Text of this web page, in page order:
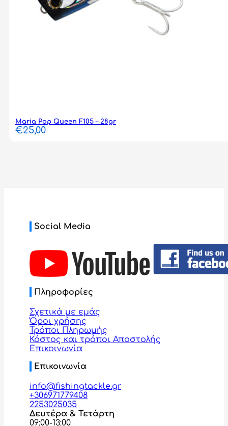
Maria Pop Queen F105 – 28gr
€25,00
Social Media
Πληροφορίες
Σχετικά με εμάς
Όροι χρήσης
Τρόποι Πληρωμής
Κόστος και τρόποι Αποστολής
Επικοινωνία
Επικοινωνία
info@fishingtackle.gr
+306971779408
2253025035
Δευτέρα & Τετάρτη
09:00-13:00